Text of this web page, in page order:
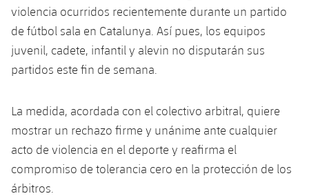
Spotify Camp Nou
Palau Blaugrana
Barça Cafe
Ciutat Esportiva
plusicon
más
plusicon
más
violencia ocurridos recientemente durante un partido
de fútbol sala en Catalunya. Así pues, los equipos
juvenil, cadete, infantil y alevin no disputarán sus
partidos este fin de semana.
La medida, acordada con el colectivo arbitral, quiere
mostrar un rechazo firme y unánime ante cualquier
acto de violencia en el deporte y reafirma el
compromiso de tolerancia cero en la protección de los
árbitros.